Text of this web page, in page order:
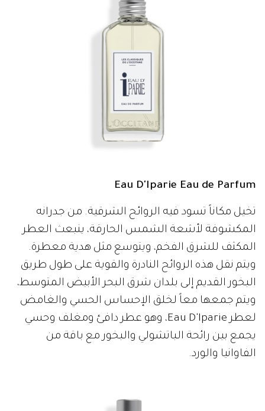
Eau D'Iparie Eau de Parfum
تخيل مكاناً تسود فيه الروائح الشرقية. من جدرانه
المكشوفة لأشعة الشمس الحارقة، ينبعث العطر
المكثف للشرق الفخم، ويتوسع مثل هدية معطرة.
ويتم نقل هذه الروائح النادرة والقوية على طول طريق
البخور القديم إلى بلدان شرق البحر الأبيض المتوسط،
ويتم جمعها معاً لخلق الإحساس الحسي والغامض
لعطر Eau D'lparie، وهو عطر دافئ ومغلف وحسي
يجمع بين رائحة الباتشولي والبخور مع باقة من
الفاوانيا والورد.